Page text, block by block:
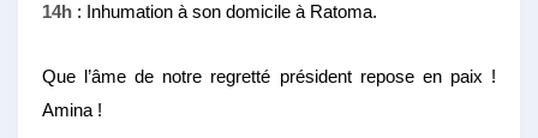
14h : Inhumation à son domicile à Ratoma.
Que l’âme de notre regretté président repose en paix !
Amina !